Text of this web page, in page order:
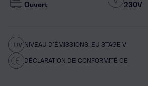
Ouvert 230V
NIVEAU D’ÉMISSIONS: EU STAGE V
DÉCLARATION DE CONFORMITÉ CE